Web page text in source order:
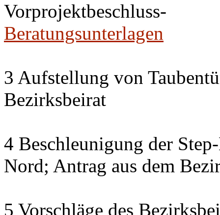
Vorprojektbeschluss-
Beratungsunterlagen
3 Aufstellung von
Bezirksbeirat
4 Beschleunigung der
Nord; Antrag aus dem
5 Vorschläge des